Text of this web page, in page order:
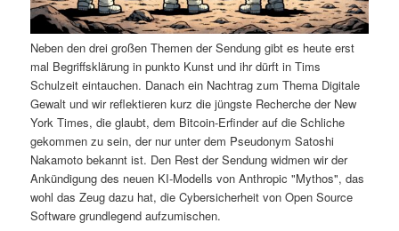
h
a
l
t
s
p
I
n
h
a
l
t
Neben den drei großen Themen der Sendung gibt es heute erst
mal Begriffsklärung in punkto Kunst und ihr dürft in Tims
Schulzeit eintauchen. Danach ein Nachtrag zum Thema Digitale
Gewalt und wir reflektieren kurz die jüngste Recherche der New
York Times, die glaubt, dem Bitcoin-Erfinder auf die Schliche
gekommen zu sein, der nur unter dem Pseudonym Satoshi
Nakamoto bekannt ist. Den Rest der Sendung widmen wir der
Ankündigung des neuen KI-Modells von Anthropic "Mythos", das
wohl das Zeug dazu hat, die Cybersicherheit von Open Source
Software grundlegend aufzumischen.